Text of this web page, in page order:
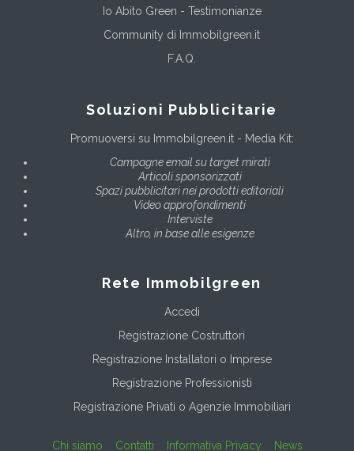
Io Abito Green - Testimonianze
Community di Immobilgreen.it
F.A.Q.
Soluzioni Pubblicitarie
Promuoversi su Immobilgreen.it - Media Kit:
Campagne email su target mirati
Articoli sponsorizzati
Spazi pubblicitari nei prodotti editoriali
Video approfondimenti
Interviste
Altro, in base alle esigenze
Rete Immobilgreen
Accedi
Registrazione Costruttori
Registrazione Installatori o Imprese
Registrazione Professionisti
Registrazione Privati o Agenzie Immobiliari
Chi siamo Contatti Informativa Privacy News